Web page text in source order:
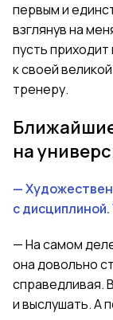
первым и
взглянув на
пусть приходит
к своей
тренеру.
на
—
с дисциплиной.
— На самом
она довольно
справедливая.
и выслушать. А